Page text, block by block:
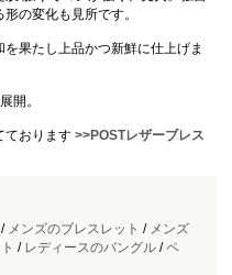
の変化も見所です。
果たし上品かつ新鮮に仕上げま
開。
ております>>POSTレザーブレス
メンズのブレスレット / メンズ
/ レディースのバングル/ペ